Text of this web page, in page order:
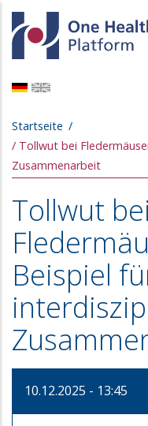
Direkt zum Inhalt
Pfadnavigation
Startseite
Tollwut bei
Zusammenarbeit
Tollwut bei
Beispiel
10.12.2025 - 13:45